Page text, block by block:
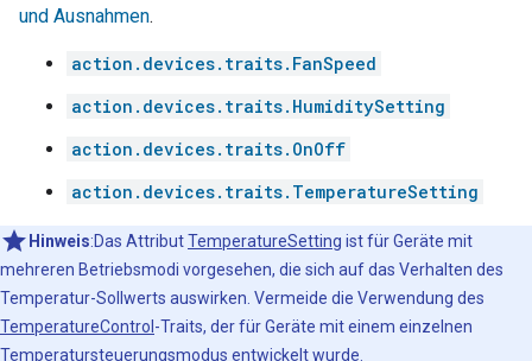
und Ausnahmen.
action.devices.traits.FanSpeed
action.devices.traits.HumiditySetting
action.devices.traits.OnOff
action.devices.traits.TemperatureSetting
Hinweis:Das AttributTemperatureSetting ist für Geräte mit
mehreren Betriebsmodi vorgesehen, die sich auf das Verhalten des
Temperatur-Sollwerts auswirken. Vermeide die Verwendung des
TemperatureControl -Traits, der für Geräte mit einem einzelnen
Temperatursteuerungsmodus entwickelt wurde.